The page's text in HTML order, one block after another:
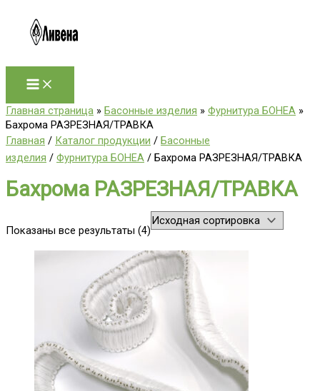
содержимому
Главная страница » Басонные изделия » Фурнитура БОНЕА »
Бахрома РАЗРЕЗНАЯ/ТРАВКА
Главная / Каталог продукции / Басонные
изделия / Фурнитура БОНЕА / Бахрома РАЗРЕЗНАЯ/ТРАВКА
Бахрома РАЗРЕЗНАЯ/ТРАВКА
Показаны все результаты (4)